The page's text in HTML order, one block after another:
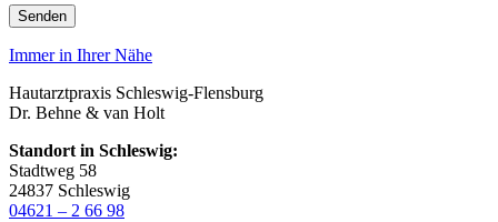
Immer in Ihrer Nähe
Hautarztpraxis Schleswig-Flensburg
Dr. Behne & van Holt
Standort in Schleswig:
Stadtweg 58
24837 Schleswig
04621 – 2 66 98